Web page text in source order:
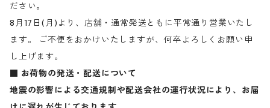
ださい。
8月17日(月)より、店舗・通常発送ともに平常通り営業いたし
ます。 ご不便をおかけいたしますが、何卒よろしくお願い申
し上げます。
■ お荷物の発送・配送について
地震の影響による交通規制や配送会社の運行状況により、お届